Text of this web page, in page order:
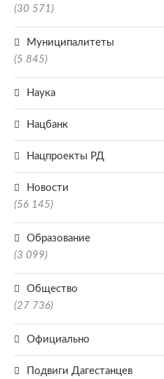
(30 571)
Муниципалитеты
(5 845)
Наука
Нацбанк
Нацпроекты РД
Новости
(56 145)
Образование
(3 099)
Общество
(27 736)
Официально
Подвиги Дагестанцев